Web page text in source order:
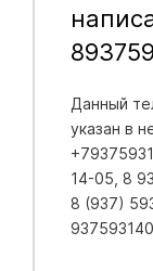
Данный
указан в
14-05, 8
8 (937)